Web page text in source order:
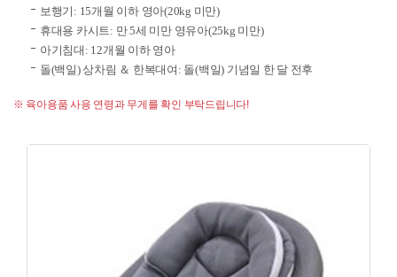
보행기: 15개월 이하 영아(20kg 미만)
휴대용 카시트: 만 5세 미만 영유아(25kg 미만)
아기침대: 12개월 이하 영아
돌(백일) 상차림 ＆ 한복대여: 돌(백일) 기념일 한 달 전후
※ 육아용품 사용 연령과 무게를 확인 부탁드립니다!